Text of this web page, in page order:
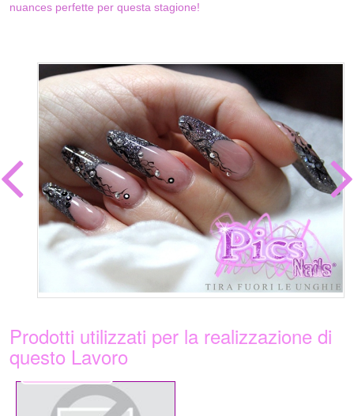
nuances perfette per questa stagione!
Prodotti utilizzati per la realizzazione di
questo Lavoro